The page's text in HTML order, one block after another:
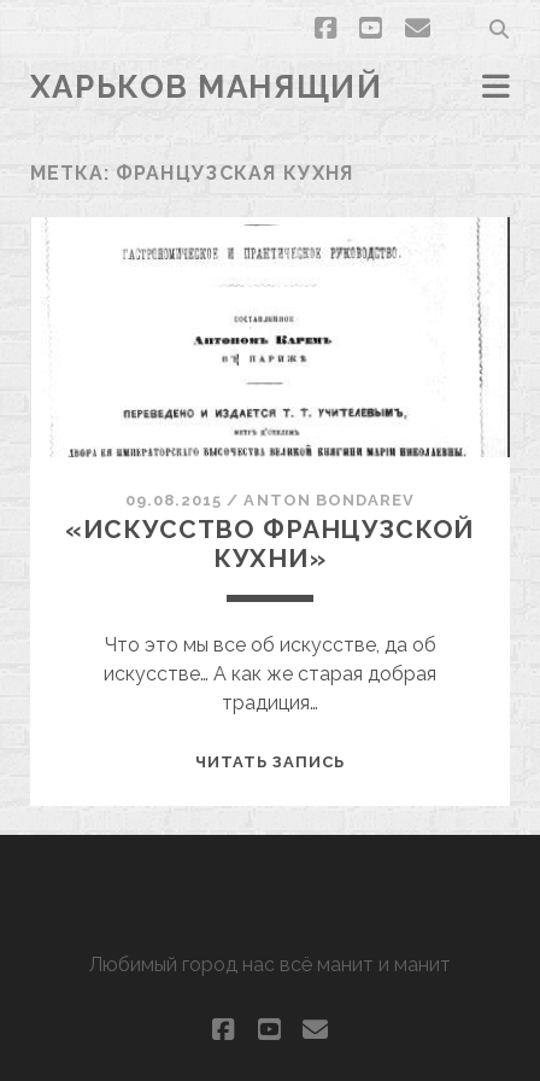
facebook
youtubeemail
ХАРЬКОВ МАНЯЩИЙ
МЕТКА: ФРАНЦУЗСКАЯ КУХНЯ
09.08.2015 /ANTON BONDAREV
«ИСКУССТВО ФРАНЦУЗСКОЙ
КУХНИ»
Что это мы все об искусстве, да об
искусстве… А как же старая добрая
традиция…
ЧИТАТЬ ЗАПИСЬ
Любимый город нас всё манит и манит
facebook
youtube
email